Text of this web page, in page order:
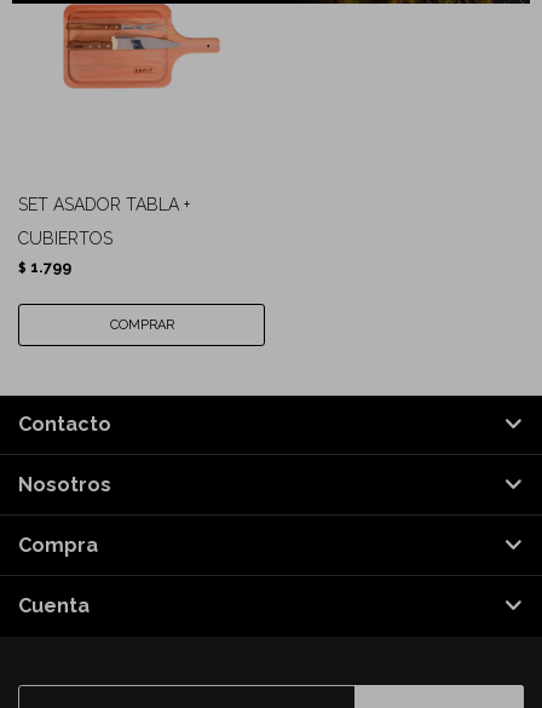
SET ASADOR TABLA +
CUBIERTOS
$ 1.799
Contacto
Nosotros
Compra
Cuenta